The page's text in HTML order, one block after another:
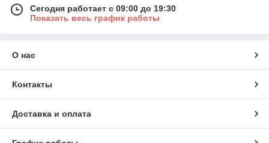
Сегодня работает с 09:00 до 19:30
Показать весь график работы
О нас
Контакты
Доставка и оплата